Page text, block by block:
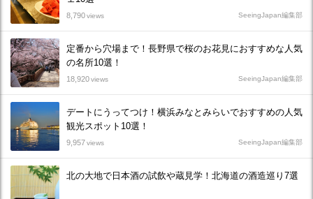
8,790views SeeingJapan編集部
定番から穴場まで！長野県で桜のお花見におすすめな人気
の名所10選！
18,920views SeeingJapan編集部
デートにうってつけ！横浜みなとみらいでおすすめの人気
観光スポット10選！
9,957views SeeingJapan編集部
北の大地で日本酒の試飲や蔵見学！北海道の酒造巡り7選